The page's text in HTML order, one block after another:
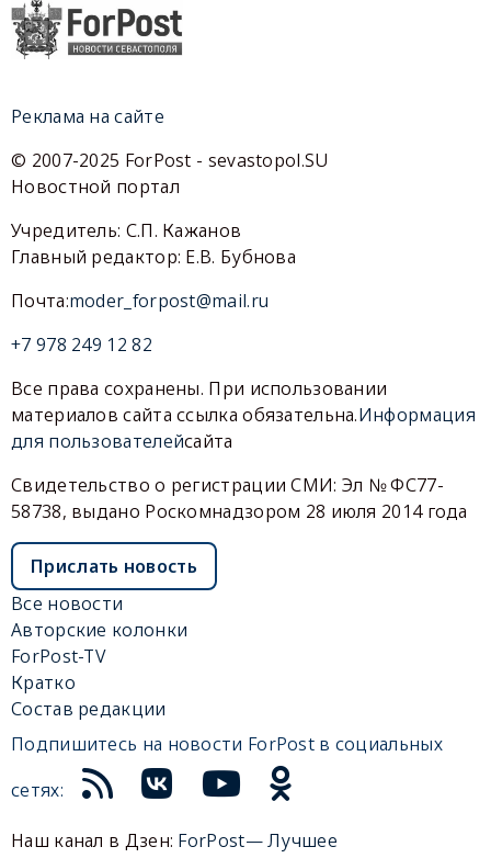
Реклама на сайте
© 2007-2025 ForPost - sevastopol.SU
Новостной портал
Учредитель: С.П. Кажанов
Главный редактор: Е.В. Бубнова
Почта:moder_forpost@mail.ru
+7 978 249 12 82
Все права сохранены. При использовании
материалов сайта ссылка обязательна.Информация
для пользователейсайта
Свидетельство о регистрации СМИ: Эл № ФС77-
58738, выдано Роскомнадзором 28 июля 2014 года
Прислать новость
Все новости
Авторские колонки
ForPost-TV
Кратко
Состав редакции
Подпишитесь на новости ForPost в социальных
сетях:
Наш канал в Дзен: ForPost— Лучшее